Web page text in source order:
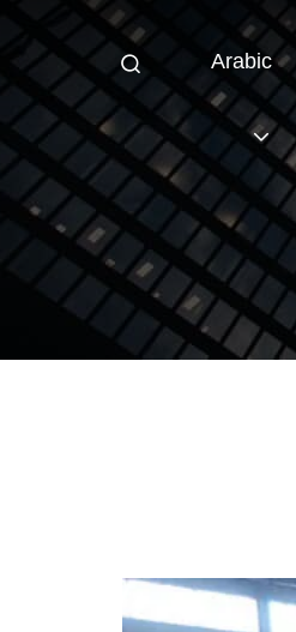
Arabic